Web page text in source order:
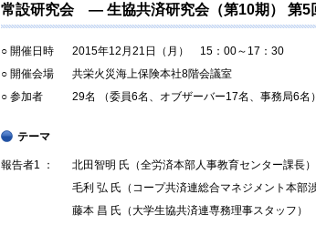
常設研究会 ― 生協共済研究会（第10期） 第
○ 開催日時
2015年12月21日（月） 15：00～17：30
○ 開催会場
共栄火災海上保険本社8階会議室
○ 参加者
29名 （委員6名、オブザーバー17名、事務局6名）
テーマ
報告者1 ：
北田智明 氏（全労済本部人事教育センター課長）
毛利 弘 氏（コープ共済連総合マネジメント本部
藤本 昌 氏（大学生協共済連専務理事スタッフ）